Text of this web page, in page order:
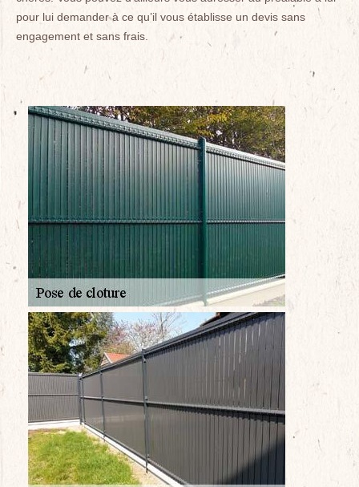
pour lui demander à ce qu’il vous établisse un devis sans
engagement et sans frais.